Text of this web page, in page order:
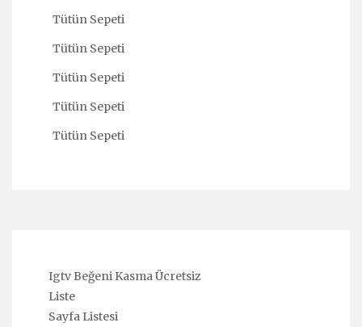
Tütün Sepeti
Tütün Sepeti
Tütün Sepeti
Tütün Sepeti
Tütün Sepeti
Igtv Beğeni Kasma Ücretsiz
Liste
Sayfa Listesi